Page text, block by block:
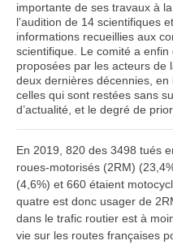
importante de ses travaux à
l’audition de 14 scientifiques
informations recueillies aux
scientifique. Le comité a
proposées par les acteurs de
deux dernières décennies,
celles qui sont restées sans
d’actualité, et le degré de
En 2019, 820 des 3498 tués
roues-motorisés (2RM)
(4,6%) et 660 étaient
quatre est donc usager de
dans le trafic routier est à
vie sur les routes françaises